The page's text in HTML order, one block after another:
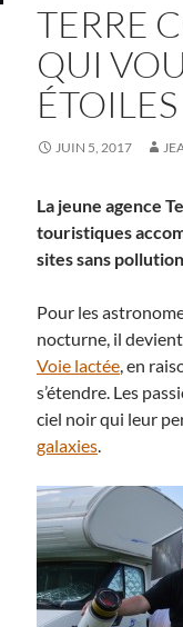
TERRE
QUI
ÉTOILES
JUIN 5, 2017
La jeune agence
touristiques
sites sans
Pour les
nocturne, il
Voie lactée, en
s’étendre. Les
ciel noir qui leur
galaxies.